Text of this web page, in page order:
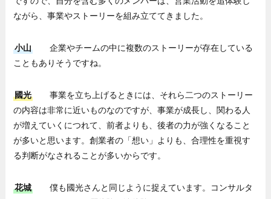
ながら、事業やストーリーを組み立ててきました。
小山
企業やチームの中に複数のストーリーが存在している
こともありそうですね。
國光
事業を立ち上げるときには、それら二つのストーリー
の内容は非常に近いものなのですが、事業が成長し、関わる人
が増えていくにつれて、前者よりも、後者の力が強くなること
が多いと思います。創業者の「想い」よりも、合理性を重視す
る判断がなされることが多いからです。
花城
僕も國光さんと同じように捉えています。コンサルタ